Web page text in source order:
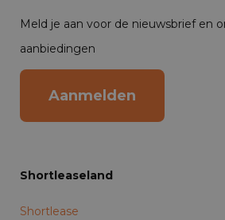
Meld je aan voor de nieuwsbrief en
aanbiedingen
Aanmelden
Shortleaseland
Shortlease